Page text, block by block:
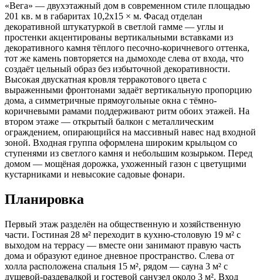
«Вега» — двухэтажный дом в современном стиле площадью
201 кв. м в габаритах 10,2x15 × м. Фасад отделан
декоративной штукатуркой в светлой гамме — углы и
простенки акцентированы вертикальными вставками из
декоративного камня тёплого песочно-коричневого оттенка,
тот же камень повторяется на дымоходе слева от входа, что
создаёт цельный образ без избыточной декоративности.
Высокая двускатная кровля терракотового цвета с
выраженными фронтонами задаёт вертикальную пропорцию
дома, а симметричные прямоугольные окна с тёмно-
коричневыми рамами поддерживают ритм обоих этажей. На
втором этаже — открытый балкон с металлическим
ограждением, опирающийся на массивный навес над входной
зоной. Входная группа оформлена широким крыльцом со
ступенями из светлого камня и небольшим козырьком. Перед
домом — мощёная дорожка, ухоженный газон с цветущими
кустарниками и невысокие садовые фонари.
Планировка
Первый этаж разделён на общественную и хозяйственную
части. Гостиная 28 м² переходит в кухню-столовую 19 м² с
выходом на террасу — вместе они занимают правую часть
дома и образуют единое дневное пространство. Слева от
холла расположена спальня 15 м², рядом — сауна 3 м² с
душевой-раздевалкой и гостевой санузел около 3 м². Вход